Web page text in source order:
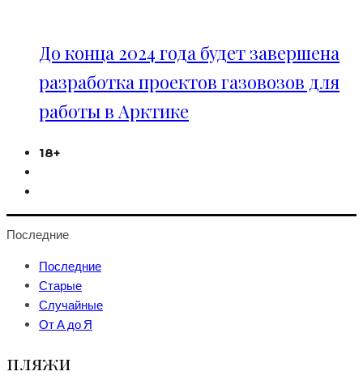
До конца 2024 года будет завершена
разработка проектов газовозов для
работы в Арктике
18+
Последние
Последние
Старые
Случайные
От А до Я
пляжи